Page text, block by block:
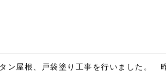
ン屋根、戸袋塗り工事を行いました。